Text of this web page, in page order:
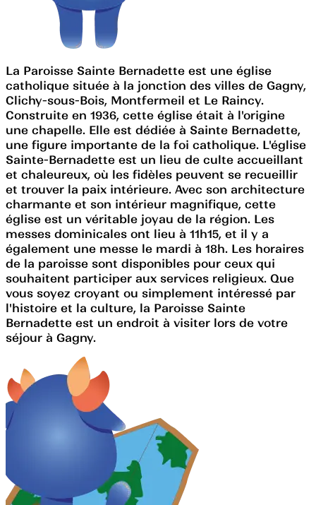
La Paroisse Sainte Bernadette est une église
catholique située à la jonction des villes de Gagny,
Clichy-sous-Bois, Montfermeil et Le Raincy.
Construite en 1936, cette église était à l'origine
une chapelle. Elle est dédiée à Sainte Bernadette,
une figure importante de la foi catholique. L'église
Sainte-Bernadette est un lieu de culte accueillant
et chaleureux, où les fidèles peuvent se recueillir
et trouver la paix intérieure. Avec son architecture
charmante et son intérieur magnifique, cette
église est un véritable joyau de la région. Les
messes dominicales ont lieu à 11h15, et il y a
également une messe le mardi à 18h. Les horaires
de la paroisse sont disponibles pour ceux qui
souhaitent participer aux services religieux. Que
vous soyez croyant ou simplement intéressé par
l'histoire et la culture, la Paroisse Sainte
Bernadette est un endroit à visiter lors de votre
séjour à Gagny.